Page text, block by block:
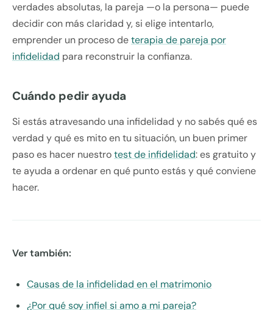
verdades absolutas, la pareja —o la persona— puede
decidir con más claridad y, si elige intentarlo,
emprender un proceso deterapia de pareja por
infidelidad para reconstruir la confianza.
Cuándo pedir ayuda
Si estás atravesando una infidelidad y no sabés qué es
verdad y qué es mito en tu situación, un buen primer
paso es hacer nuestrotest de infidelidad: es gratuito y
te ayuda a ordenar en qué punto estás y qué conviene
hacer.
Ver también:
Causas de la infidelidad en el matrimonio
¿Por qué soy infiel si amo a mi pareja?